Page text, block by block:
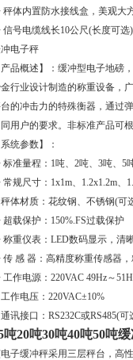
体内置防水接线盒，美观大
号电缆线长10公尺(长度可选)
电子秤
品概述】：缓冲型电子地磅
行业设计制造的称重设备，
的冲击力的特殊衡器，通过
用户的要求。非标准产品可
统参数】：
准量程：1吨、2吨、3吨、5
规尺寸：1x1m、1.2x1.2m、
体材质：花纹钢、不锈钢(可
载保护：150%.FS过载保护
重仪表：LED数码显示，清
感 器：高精度称重传感器，
作电源：220VAC 49Hz～
作电压：220VAC±10%
讯接口：RS232C或RS485(可
吨20吨30吨40吨50吨
子缓冲秤采用三层秤台，高